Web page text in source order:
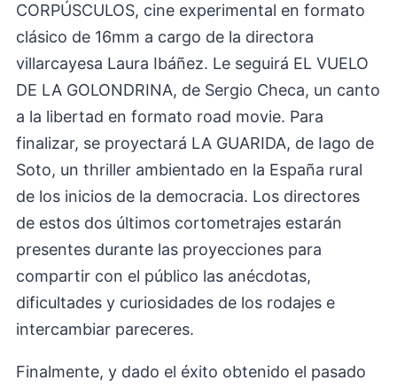
CORPÚSCULOS, cine experimental en formato
clásico de 16mm a cargo de la directora
villarcayesa Laura Ibáñez. Le seguirá EL VUELO
DE LA GOLONDRINA, de Sergio Checa, un canto
a la libertad en formato road movie. Para
finalizar, se proyectará LA GUARIDA, de Iago de
Soto, un thriller ambientado en la España rural
de los inicios de la democracia. Los directores
de estos dos últimos cortometrajes estarán
presentes durante las proyecciones para
compartir con el público las anécdotas,
dificultades y curiosidades de los rodajes e
intercambiar pareceres.
Finalmente, y dado el éxito obtenido el pasado